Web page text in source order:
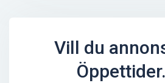
Vill du